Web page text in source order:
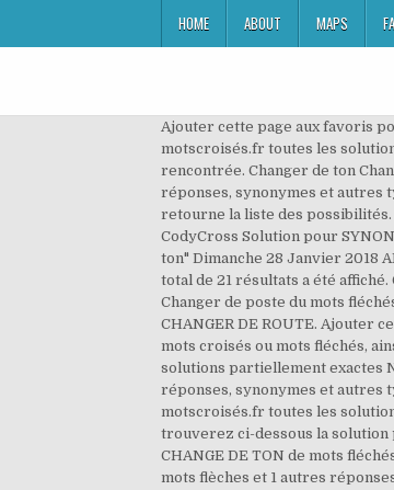
HOME ABOUT MAPS
Ajouter cette page aux favoris
motscroisés.fr toutes les
rencontrée. Changer de ton
réponses, synonymes et autres
retourne la liste des possibilités.
CodyCross Solution pour
ton" Dimanche 28 Janvier 2018
total de 21 résultats a été
Changer de poste du mots
CHANGER DE ROUTE. Ajouter
mots croisés ou mots fléchés,
solutions partiellement exactes
réponses, synonymes et autres
motscroisés.fr toutes les
trouverez ci-dessous la solution
CHANGE DE TON de mots
mots flèches et 1 autres